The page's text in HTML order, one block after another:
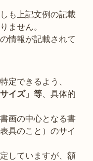
も上記文例の記載
ません。
情報が記載されて
定できるよう、
イズ」等、具体的
画の中心となる書
具のこと）のサイ
していますが、額